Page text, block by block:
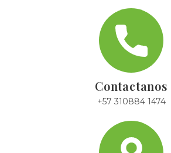
Contactanos
+57 310884 1474